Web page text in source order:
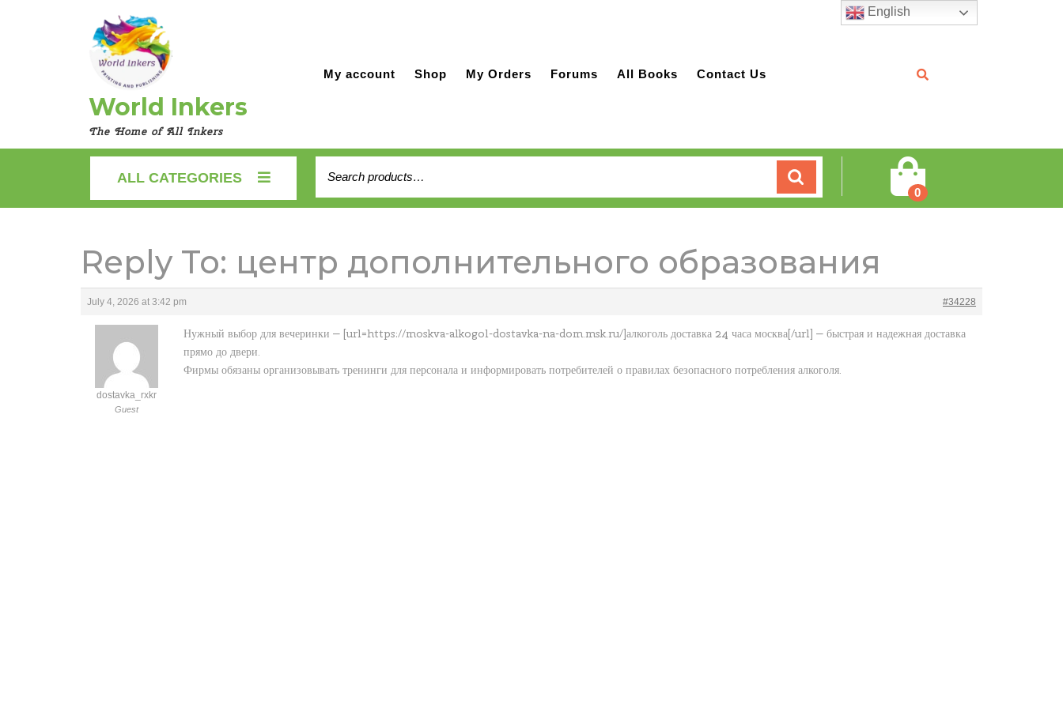
World Inkers
The Home of All Inkers
My account Shop My Orders Forums All Books Contact Us
ALL CATEGORIES
for:
0
Reply To: центр дополнительного образования
July 4, 2026 at 3:42 pm #34228
dostavka_rxkr
Guest
Нужный выбор для вечеринки — [url=https://moskva-alkogol-dostavka-na-dom.msk.ru/]алкоголь доставка 24 часа москва[/url] — быстрая и надежная доставка
прямо до двери.
Фирмы обязаны организовывать тренинги для персонала и информировать потребителей о правилах безопасного потребления алкоголя.
English